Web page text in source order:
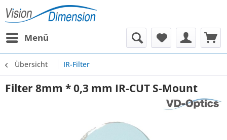
Menü
Übersicht IR-Filter
Filter 8mm * 0,3 mm IR-CUT S-Mount